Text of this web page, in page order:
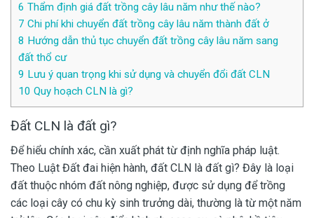
6 Thẩm định giá đất trồng cây lâu năm như thế nào?
7 Chi phí khi chuyển đất trồng cây lâu năm thành đất ở
8 Hướng dẫn thủ tục chuyển đất trồng cây lâu năm sang
đất thổ cư
9 Lưu ý quan trọng khi sử dụng và chuyển đổi đất CLN
10 Quy hoạch CLN là gì?
Đất CLN là đất gì?
Để hiểu chính xác, cần xuất phát từ định nghĩa pháp luật.
Theo Luật Đất đai hiện hành, đất CLN là đất gì? Đây là loại
đất thuộc nhóm đất nông nghiệp, được sử dụng để trồng
các loại cây có chu kỳ sinh trưởng dài, thường là từ một năm